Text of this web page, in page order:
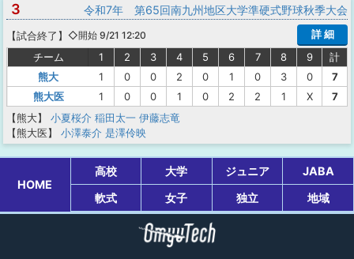
3 令和7年 第65回南九州地区大学準硬式野球秋季大会
【試合終了 】 ◇開始 9/21 12:20
詳 細
チーム
1 2 3 4 5 6 7 8 9
計
熊大
1 0 0 2 0 1 0 3 0
7
熊大医
1 0 0 1 0 2 2 1 X
7
【熊大】
小夏桜介 稲田太一 伊藤志竜
【熊大医】
小澤泰介 是澤伶映
HOME
高校 大学 ジュニア
JABA
軟式
女子 独立 地域